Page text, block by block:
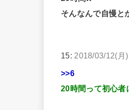
そんなんで自慢と
15: 2018/03/12(月
>>6
20時間って初心者